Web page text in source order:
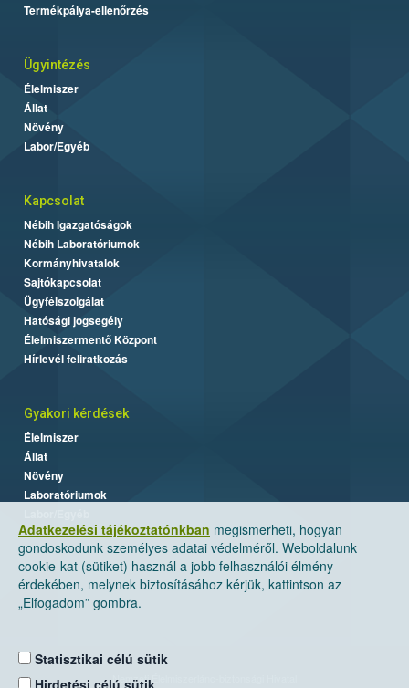
Adatkezelési tájékoztatónkban megismerheti, hogyan
gondoskodunk személyes adatai védelméről. Weboldalunk
cookie-kat (sütiket) használ a jobb felhasználói élmény
érdekében, melynek biztosításához kérjük, kattintson az
„Elfogadom” gombra.
Statisztikai célú sütik
Hirdetési célú sütik
Termékpálya-ellenőrzés
Ügyintézés
Élelmiszer
Állat
Növény
Labor/Egyéb
Kapcsolat
Nébih Igazgatóságok
Nébih Laboratóriumok
Kormányhivatalok
Sajtókapcsolat
Ügyfélszolgálat
Hatósági jogsegély
Élelmiszermentő Központ
Hírlevél feliratkozás
Gyakori kérdések
Élelmiszer
Állat
Növény
Laboratóriumok
Nemzeti Élelmiszerlánc-biztonsági Hivatal